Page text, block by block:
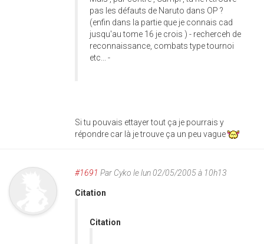
pas les défauts de Naruto dans OP ?
(enfin dans la partie que je connais cad
jusqu'au tome 16 je crois ) - recherceh de
reconnaissance, combats type tournoi
etc... -
Si tu pouvais ettayer tout ça je pourrais y
répondre car là je trouve ça un peu vague
#1691 Par Cyko le lun 02/05/2005 à 10h13
Citation
Citation